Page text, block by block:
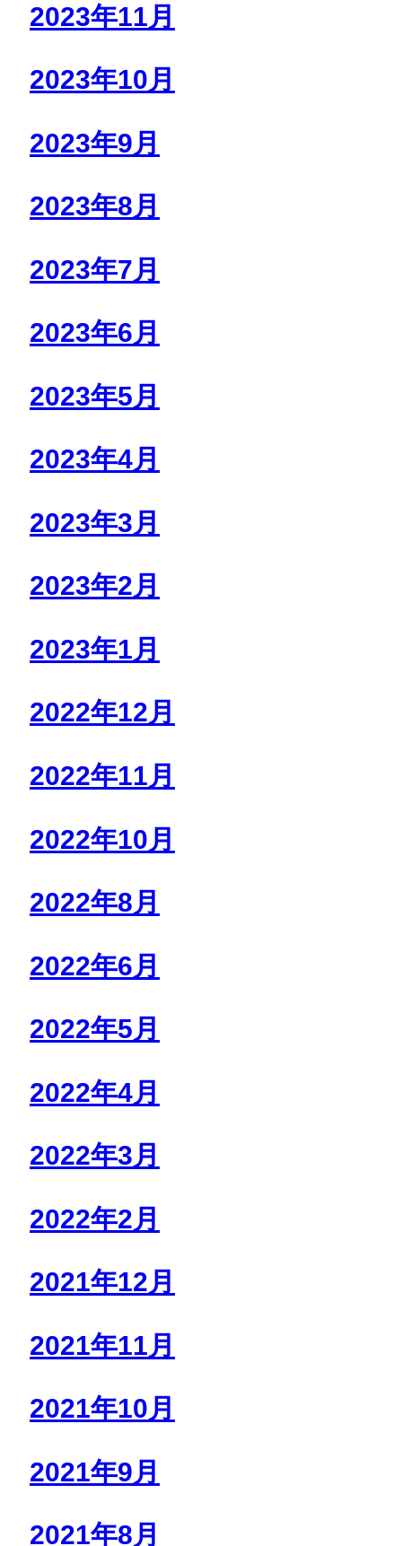
2023年11月
2023年10月
2023年9月
2023年8月
2023年7月
2023年6月
2023年5月
2023年4月
2023年3月
2023年2月
2023年1月
2022年12月
2022年11月
2022年10月
2022年8月
2022年6月
2022年5月
2022年4月
2022年3月
2022年2月
2021年12月
2021年11月
2021年10月
2021年9月
2021年8月